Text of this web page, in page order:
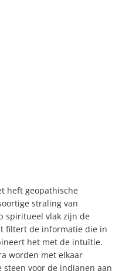
heft geopathische
straling van
spiritueel vlak zijn de
filtert de informatie die in
het met de intuïtie.
worden met elkaar
voor de indianen aan